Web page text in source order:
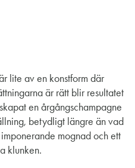
lite av en konstform där
är rätt blir resultatet
en årgångschampagne
betydligt längre än vad
mognad och ett
klunken.